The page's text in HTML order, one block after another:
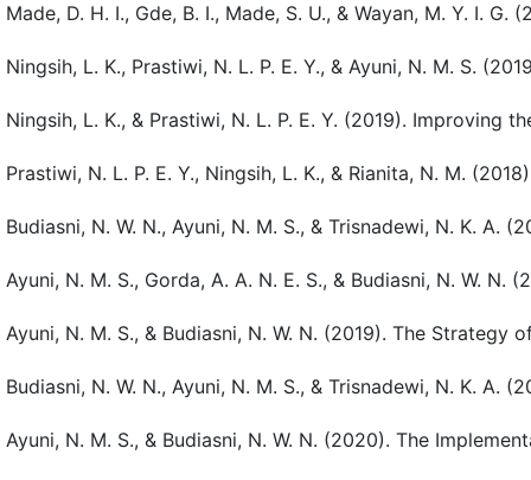
Made, D. H. I., Gde, B. I., Made, S. U., & Wayan, M. Y. I.
Ningsih, L. K., Prastiwi, N. L. P. E. Y., & Ayuni, N. M. S.
Ningsih, L. K., & Prastiwi, N. L. P. E. Y. (2019). Improving
Prastiwi, N. L. P. E. Y., Ningsih, L. K., & Rianita, N. M.
Budiasni, N. W. N., Ayuni, N. M. S., & Trisnadewi, N. K.
Ayuni, N. M. S., Gorda, A. A. N. E. S., & Budiasni, N. W. N.
Ayuni, N. M. S., & Budiasni, N. W. N. (2019). The
Budiasni, N. W. N., Ayuni, N. M. S., & Trisnadewi, N. K. A.
Ayuni, N. M. S., & Budiasni, N. W. N. (2020). The